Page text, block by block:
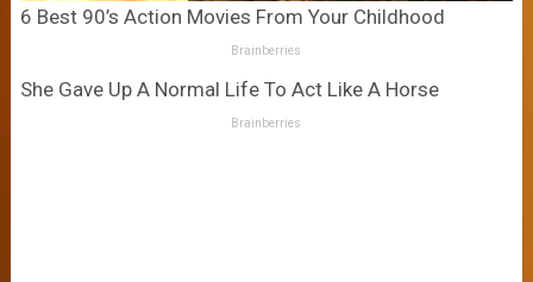
6 Best 90’s Action Movies From Your Childhood
Brainberries
She Gave Up A Normal Life To Act Like A Horse
Brainberries